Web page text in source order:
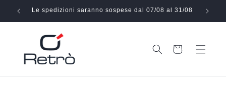
direttamente
ai contenuti
Le spedizioni saranno sospese dal 07/08 al 31/08
Carrello